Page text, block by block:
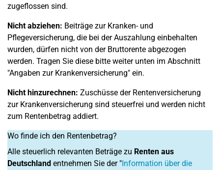
zugeflossen sind.
Nicht abziehen: Beiträge zur Kranken- und
Pflegeversicherung, die bei der Auszahlung einbehalten
wurden, dürfen nicht von der Bruttorente abgezogen
werden. Tragen Sie diese bitte weiter unten im Abschnitt
"Angaben zur Krankenversicherung" ein.
Nicht hinzurechnen: Zuschüsse der Rentenversicherung
zur Krankenversicherung sind steuerfrei und werden nicht
zum Rentenbetrag addiert.
Wo finde ich den Rentenbetrag?
Alle steuerlich relevanten Beträge zu Renten aus
Deutschland entnehmen Sie der "Information über die